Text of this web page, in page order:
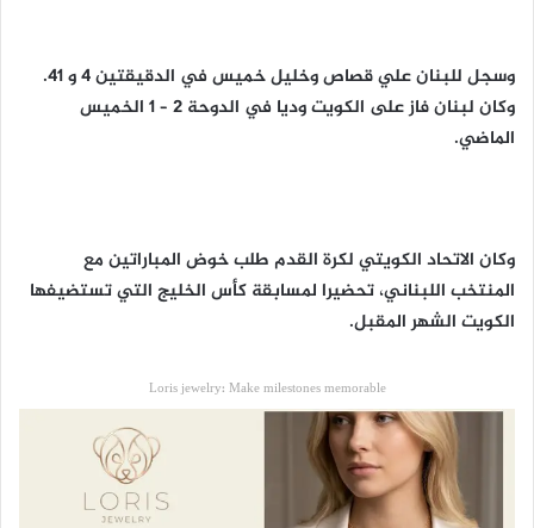
وسجل للبنان علي قصاص وخليل خميس في الدقيقتين 4 و 41.
وكان لبنان فاز على الكويت وديا في الدوحة 2 – 1 الخميس
الماضي.
وكان الاتحاد الكويتي لكرة القدم طلب خوض المباراتين مع
المنتخب اللبناني، تحضيرا لمسابقة كأس الخليج التي تستضيفها
الكويت الشهر المقبل.
Loris jewelry: Make milestones memorable